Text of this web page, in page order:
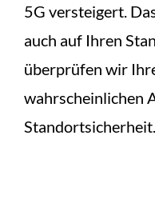
5G versteigert.
auch auf Ihren
überprüfen wir
wahrscheinlichen
Standortsicherheit.